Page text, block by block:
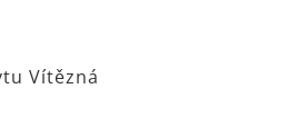
Vítězná